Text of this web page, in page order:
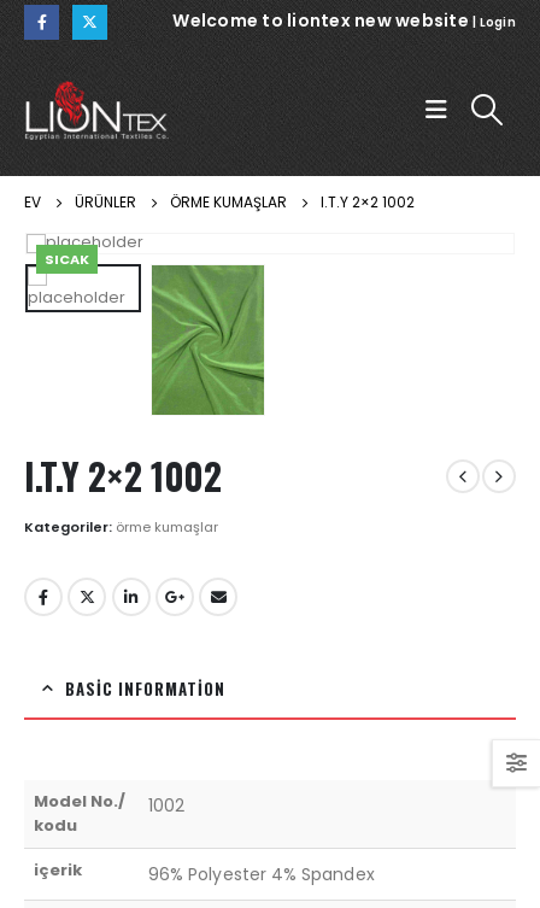
Welcome to liontex new website Login
EV ÜRÜNLER ÖRME KUMAŞLAR I.T.Y 2×2 1002
SICAK
I.T.Y 2×2 1002
Kategoriler: örme kumaşlar
BASIC INFORMATION
Model No./
kodu
1002
içerik 96% Polyester 4% Spandex